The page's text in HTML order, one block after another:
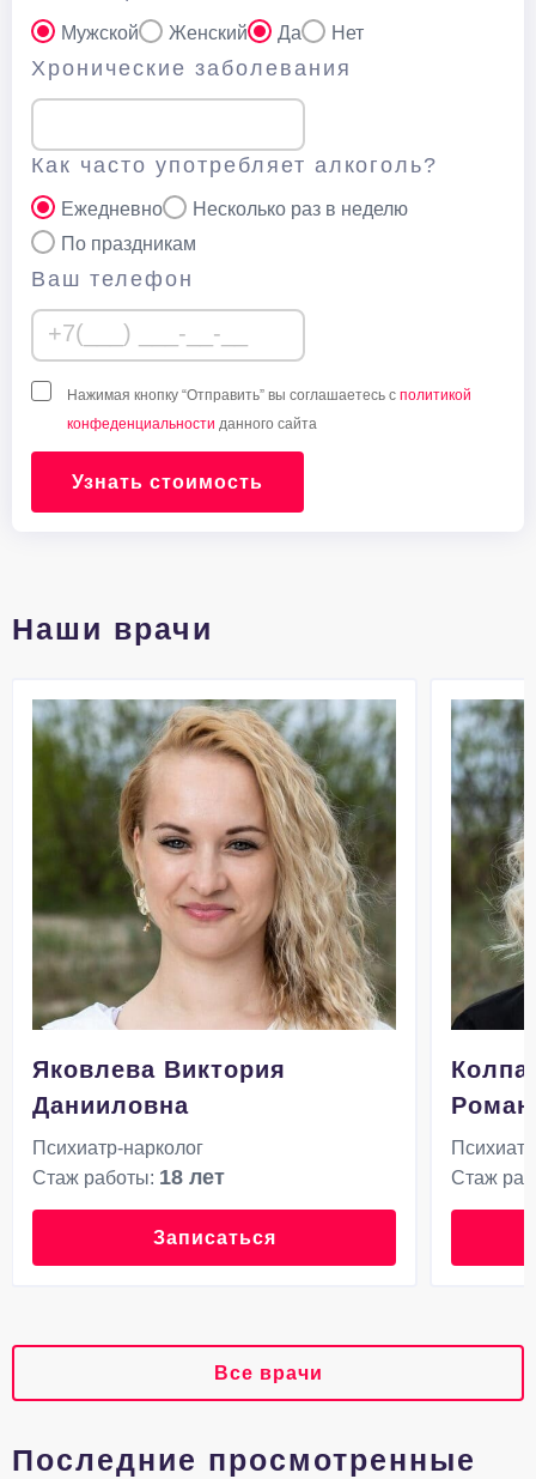
Мужской Женский Да Нет
Хронические заболевания
Как часто употребляет алкоголь?
Ежедневно
Несколько раз в неделю
По праздникам
Ваш телефон
Нажимая кнопку “Отправить” вы соглашаетесь с политикой
конфеденциальности данного сайта
Узнать стоимость
Наши врачи
Яковлева Виктория
Данииловна
Психиатр-нарколог
Стаж работы: 18 лет
Записаться
Стаж
Все врачи
Последние просмотренные